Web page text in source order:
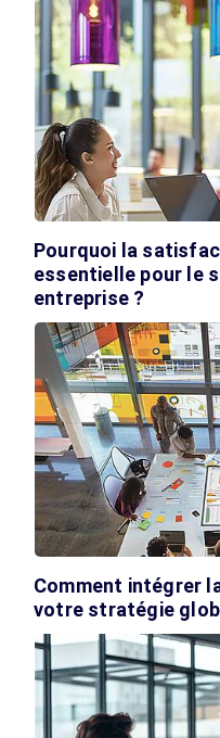
Pourquoi la
essentielle pour le
entreprise ?
Comment intégrer
votre stratégie